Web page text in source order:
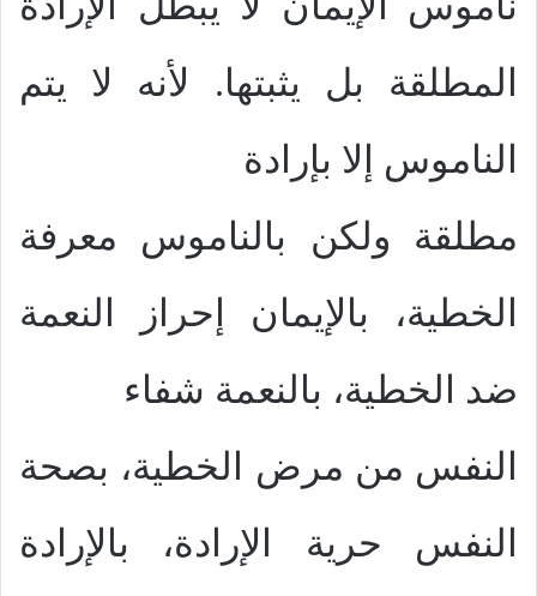
المطلقة بل يثبتها. لأنه لا يتم
الناموس إلا بإرادة
مطلقة ولكن بالناموس معرفة
الخطية، بالإيمان إحراز النعمة
ضد الخطية، بالنعمة شفاء
النفس من مرض الخطية، بصحة
النفس حرية الإرادة، بالإرادة